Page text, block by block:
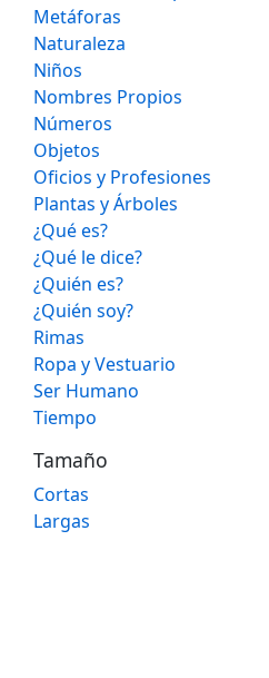
Metáforas
Naturaleza
Niños
Nombres Propios
Números
Objetos
Oficios y Profesiones
Plantas y Árboles
¿Qué es?
¿Qué le dice?
¿Quién es?
¿Quién soy?
Rimas
Ropa y Vestuario
Ser Humano
Tiempo
Tamaño
Cortas
Largas